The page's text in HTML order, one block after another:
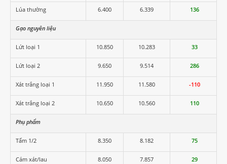
Lúa thường 6.400 6.339 136
Gạo nguyên liệu
Lứt loại 1 10.850 10.283 33
Lứt loại 2 9.650 9.514 286
Xát trắng loại 1 11.950 11.580 -110
Xát trắng loại 2 10.650 10.560 110
Phụ phẩm
Tấm 1/2 8.350 8.182 75
Cám xát/lau 8.050 7.857 29